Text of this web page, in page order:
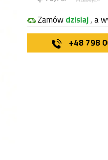
Zamówdzisiaj, a
+48 798